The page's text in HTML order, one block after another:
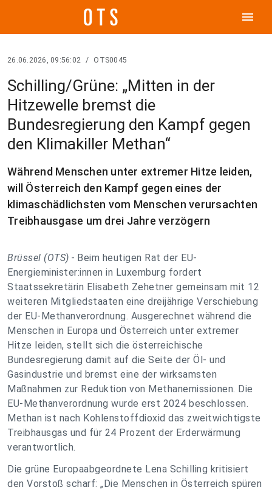
menu
26.06.2026, 09:56:02 / OTS0045
Schilling/Grüne: „Mitten in der
Hitzewelle bremst die
Bundesregierung den Kampf gegen
den Klimakiller Methan“
Während Menschen unter extremer Hitze leiden,
will Österreich den Kampf gegen eines der
klimaschädlichsten vom Menschen verursachten
Treibhausgase um drei Jahre verzögern
Brüssel (OTS) - Beim heutigen Rat der EU-
Energieminister:innen in Luxemburg fordert
Staatssekretärin Elisabeth Zehetner gemeinsam mit 12
weiteren Mitgliedstaaten eine dreijährige Verschiebung
der EU-Methanverordnung. Ausgerechnet während die
Menschen in Europa und Österreich unter extremer
Hitze leiden, stellt sich die österreichische
Bundesregierung damit auf die Seite der Öl- und
Gasindustrie und bremst eine der wirksamsten
Maßnahmen zur Reduktion von Methanemissionen. Die
EU-Methanverordnung wurde erst 2024 beschlossen.
Methan ist nach Kohlenstoffdioxid das zweitwichtigste
Treibhausgas und für 24 Prozent der Erderwärmung
verantwortlich.
Die grüne Europaabgeordnete Lena Schilling kritisiert
den Vorstoß scharf: „Die Menschen in Österreich spüren